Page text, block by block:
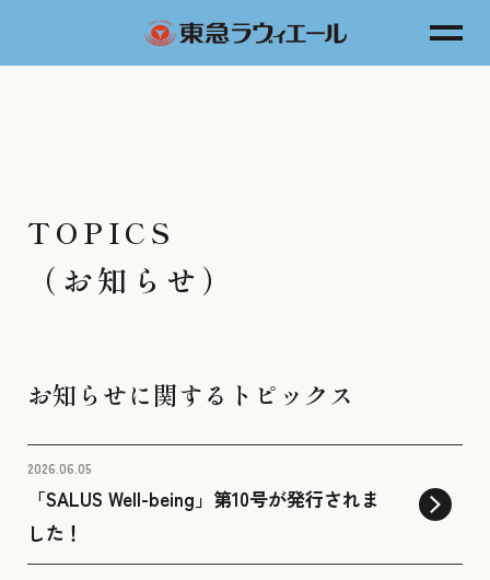
TOPICS
（お知らせ）
お知らせに関するトピックス
2026.06.05
「SALUS Well-being」第10号が発行されま
した！